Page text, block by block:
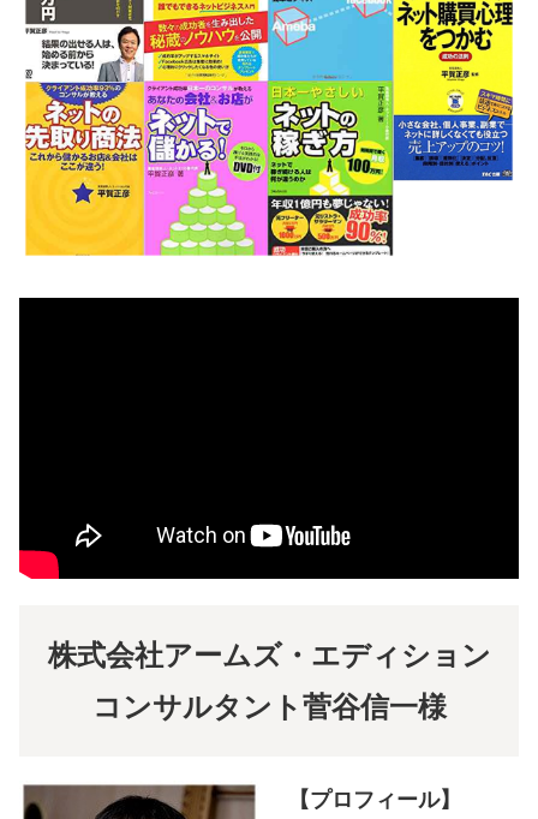
株式会社アームズ・エディション
コンサルタント菅谷信一様
【プロフィール】